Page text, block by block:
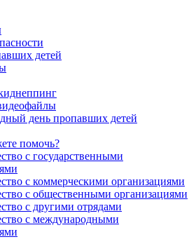
детей
день пропавших детей
помочь?
с государственными
с коммерческими организациями
с общественными организациями
с другими отрядами
с международными